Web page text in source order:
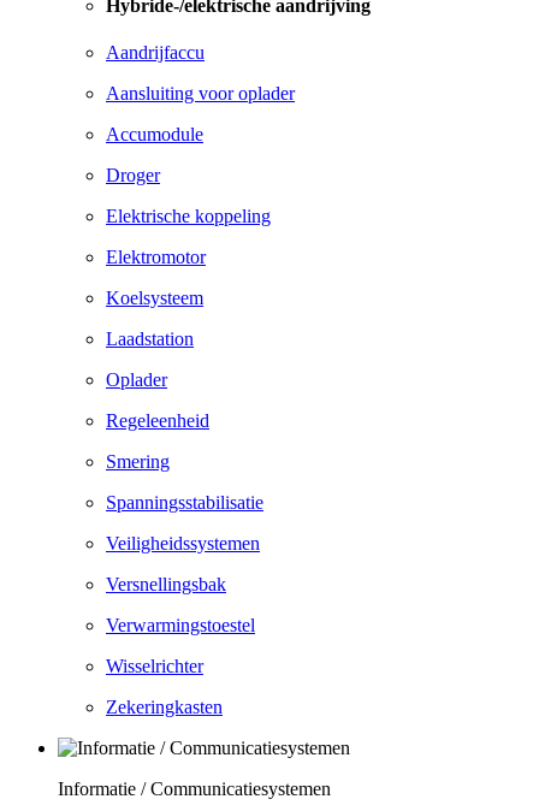
Hybride-/elektrische aandrijving
Aandrijfaccu
Aansluiting voor oplader
Accumodule
Droger
Elektrische koppeling
Elektromotor
Koelsysteem
Laadstation
Oplader
Regeleenheid
Smering
Spanningsstabilisatie
Veiligheidssystemen
Versnellingsbak
Verwarmingstoestel
Wisselrichter
Zekeringkasten
Informatie / Communicatiesystemen